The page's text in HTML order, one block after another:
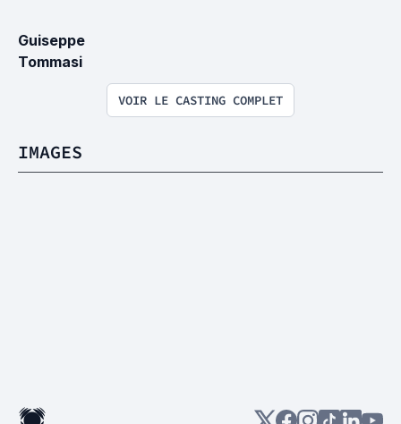
Guiseppe
Tommasi
VOIR LE CASTING COMPLET
IMAGES